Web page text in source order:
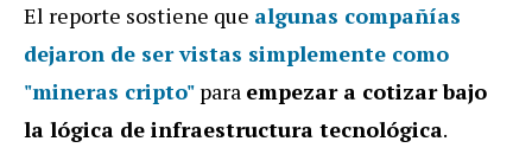
El reporte sostiene que algunas compañías
dejaron de ser vistas simplemente como
"mineras cripto" para empezar a cotizar bajo
la lógica de infraestructura tecnológica.